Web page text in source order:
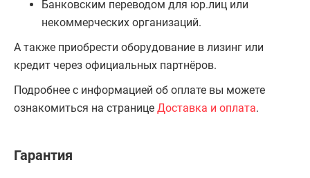
Банковским переводом для юр.лиц или
некоммерческих организаций.
А также приобрести оборудование в лизинг или
кредит через официальных партнёров.
Подробнее с информацией об оплате вы можете
ознакомиться на странице Доставка и оплата.
Гарантия